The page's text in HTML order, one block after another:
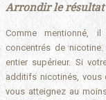
Arrondir le résultat
Comme mentionné,
concentrés de
entier supérieur. Si
additifs nicotinés, vous
vous atteignez au